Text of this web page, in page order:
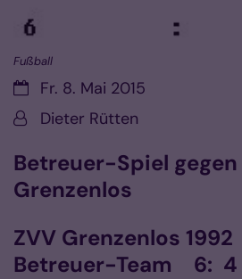
Fußball
Datum:Fr. 8. Mai 2015
Von:Dieter Rütten
Betreuer-Spiel gegen
Grenzenlos
ZVV Grenzenlos
Betreuer-Team 6: 4